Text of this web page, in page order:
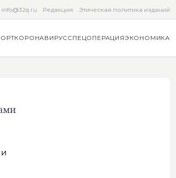
info@32q.ru Редакция Этическая политика изданий
КОРОНАВИРУССПЕЦОПЕРАЦИЯЭКОНОМИКА